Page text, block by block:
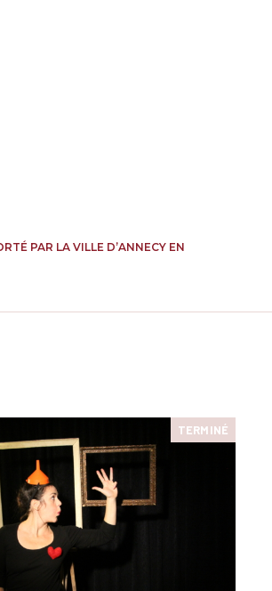
PAR LA VILLE D’ANNECY EN
TERMINÉ